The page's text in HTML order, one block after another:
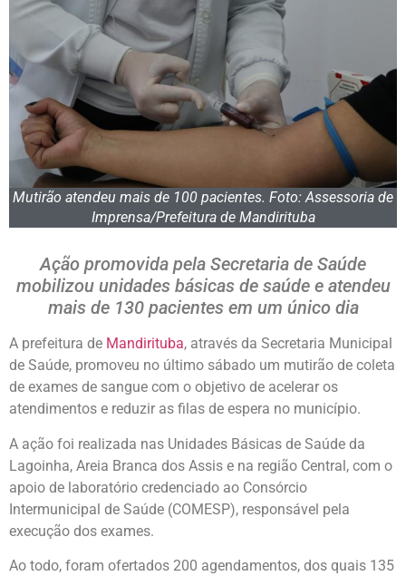
Mutirão atendeu mais de 100 pacientes. Foto: Assessoria de
Imprensa/Prefeitura de Mandirituba
Ação promovida pela Secretaria de Saúde
mobilizou unidades básicas de saúde e atendeu
mais de 130 pacientes em um único dia
A prefeitura de Mandirituba, através da Secretaria Municipal
de Saúde, promoveu no último sábado um mutirão de coleta
de exames de sangue com o objetivo de acelerar os
atendimentos e reduzir as filas de espera no município.
A ação foi realizada nas Unidades Básicas de Saúde da
Lagoinha, Areia Branca dos Assis e na região Central, com o
apoio de laboratório credenciado ao Consórcio
Intermunicipal de Saúde (COMESP), responsável pela
execução dos exames.
Ao todo, foram ofertados 200 agendamentos, dos quais 135